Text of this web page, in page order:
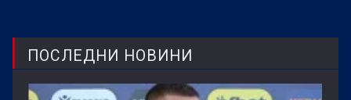
ПОСЛЕДНИ НОВИНИ